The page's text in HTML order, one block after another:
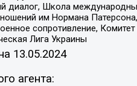
Школа
им Нормана
сопротивление,
Лига Украины
13.05.2024
агента: